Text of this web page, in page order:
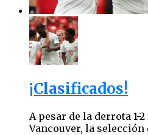
¡Clasificados!
A pesar de la derrota 1-
Vancouver, la selección